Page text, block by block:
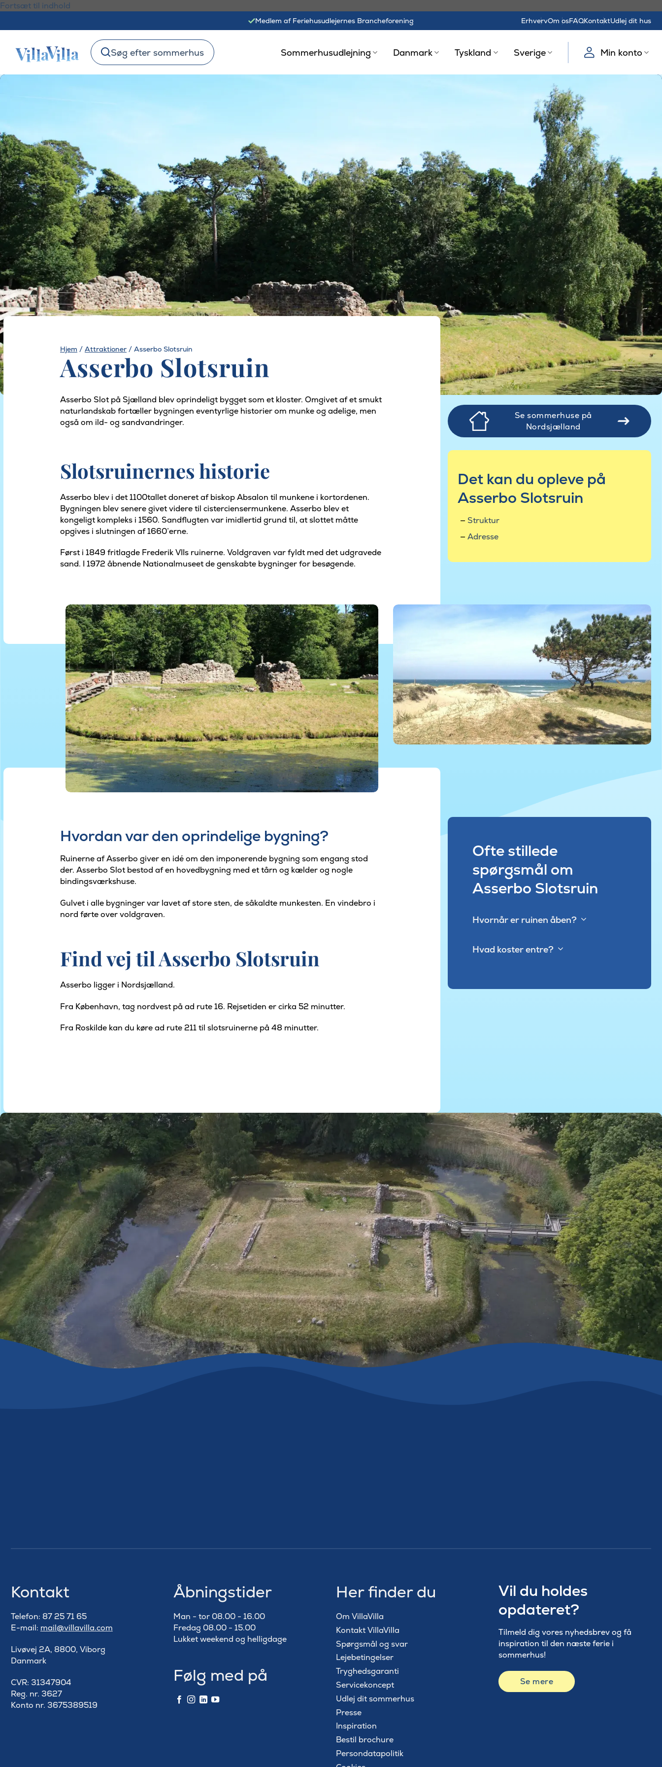
Fortsæt til indhold
Medlem af Feriehusudlejernes Brancheforening ErhvervOm osFAQKontaktUdlej dit hus
Søg efter sommerhus Sommerhusudlejning Danmark Tyskland Sverige Min konto
Hjem / Attraktioner / Asserbo Slotsruin
Asserbo Slotsruin
Asserbo Slot på Sjælland blev oprindeligt bygget som et kloster. Omgivet af et smukt
naturlandskab fortæller bygningen eventyrlige historier om munke og adelige, men
også om ild- og sandvandringer.
Slotsruinernes historie
Asserbo blev i det 1100tallet doneret af biskop Absalon til munkene i kortordenen.
Bygningen blev senere givet videre til cisterciensermunkene. Asserbo blev et
kongeligt kompleks i 1560. Sandflugten var imidlertid grund til, at slottet måtte
opgives i slutningen af ​​1660’erne.
Først i 1849 fritlagde Frederik VIIs ruinerne. Voldgraven var fyldt med det udgravede
sand. I 1972 åbnende Nationalmuseet de genskabte bygninger for besøgende.
Se sommerhuse på
Nordsjælland
Det kan du opleve på
Asserbo Slotsruin
Struktur
Adresse
Hvordan var den oprindelige bygning?
Ruinerne af Asserbo giver en idé om den imponerende bygning som engang stod
der. Asserbo Slot bestod af en hovedbygning med et tårn og kælder og nogle
bindingsværkshuse.
Gulvet i alle bygninger var lavet af store sten, de såkaldte munkesten. En vindebro i
nord førte over voldgraven.
Find vej til Asserbo Slotsruin
Asserbo ligger i Nordsjælland.
Fra København, tag nordvest på ad rute 16. Rejsetiden er cirka 52 minutter.
Fra Roskilde kan du køre ad rute 211 til slotsruinerne på 48 minutter.
Ofte stillede
spørgsmål om
Asserbo Slotsruin
Hvornår er ruinen åben?
Hvad koster entre?
Kontakt
Telefon: 87 25 71 65
E-mail: mail@villavilla.com
Livøvej 2A, 8800, Viborg
Danmark
​CVR: 31347904
Reg. nr. 3627
Konto nr. 3675389519
Åbningstider
Man - tor 08.00 - 16.00
Fredag 08.00 - 15.00
Lukket weekend og helligdage
Følg med på
Her finder du
Om VillaVilla
Kontakt VillaVilla
Spørgsmål og svar
Lejebetingelser
Tryghedsgaranti
Servicekoncept
Udlej dit sommerhus
Presse
Inspiration
Bestil brochure
Persondatapolitik
Vil du holdes
opdateret?
Tilmeld dig vores nyhedsbrev og få
inspiration til den næste ferie i
sommerhus!
Se mere